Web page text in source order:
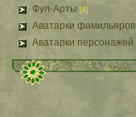
Фул-Арты [4]
Аватарки фамильяров
Аватарки персонажей